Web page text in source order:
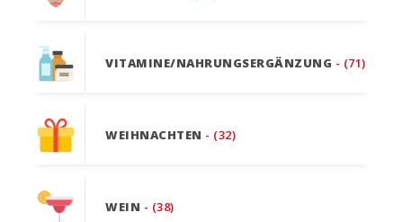
VITAMINE/NAHRUNGSERGÄNZUNG - (71)
WEIHNACHTEN - (32)
WEIN - (38)